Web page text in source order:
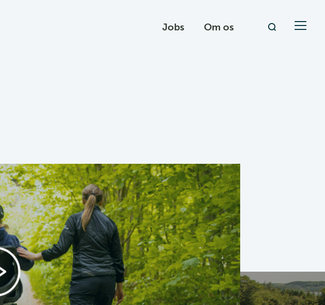
Jobs Om os